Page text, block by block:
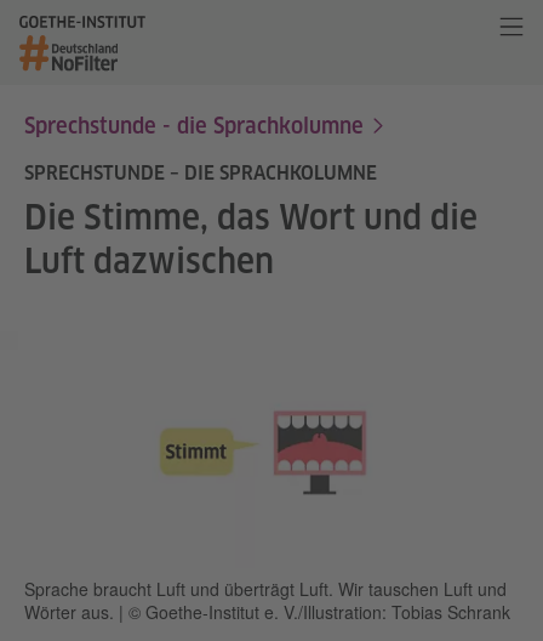
Sprechstunde - die Sprachkolumne
SPRECHSTUNDE – DIE SPRACHKOLUMNE
Die Stimme, das Wort und die
Luft dazwischen
Sprache braucht Luft und überträgt Luft. Wir tauschen Luft und
Wörter aus. | © Goethe-Institut e. V./Illustration: Tobias Schrank